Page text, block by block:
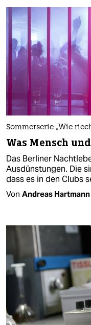
Sommerserie „Wie
Was Mensch
Das Berliner
Ausdünstungen. Die
dass es in den Clubs
Von Andreas Hartmann